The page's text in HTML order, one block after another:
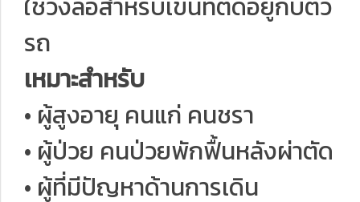
รถ
เหมาะสำหรับ
• ผู้สูงอายุ คนแก่ คนชรา
• ผู้ป่วย คนป่วยพักฟื้นหลังผ่าตัด
• ผู้ที่มีปัญหาด้านการเดิน